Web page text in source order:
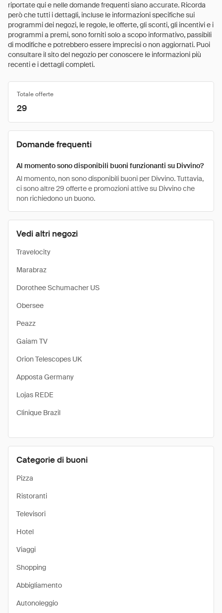
riportate qui e nelle domande frequenti siano accurate. Ricorda
però che tutti i dettagli, incluse le informazioni specifiche sui
programmi dei negozi, le regole, le offerte, gli sconti, gli incentivi e i
programmi a premi, sono forniti solo a scopo informativo, passibili
di modifiche e potrebbero essere imprecisi o non aggiornati. Puoi
consultare il sito del negozio per conoscere le informazioni più
recenti e i dettagli completi.
Vedi altri negozi
Travelocity
Marabraz
Dorothee Schumacher US
Obersee
Peazz
Gaiam TV
Orion Telescopes UK
Apposta Germany
Lojas REDE
Clinique Brazil
Categorie di buoni
Pizza
Ristoranti
Televisori
Hotel
Viaggi
Shopping
Abbigliamento
Autonoleggio
Totale offerte
29
Domande frequenti
Al momento sono disponibili buoni funzionanti su Divvino?
Al momento, non sono disponibili buoni per Divvino. Tuttavia,
ci sono altre 29 offerte e promozioni attive su Divvino che
non richiedono un buono.